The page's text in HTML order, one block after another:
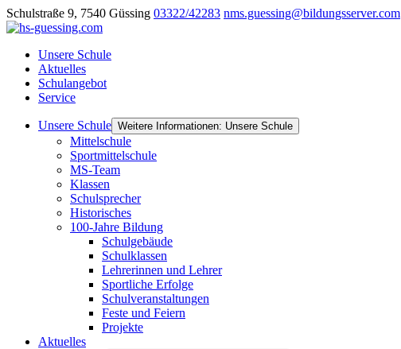
Schulstraße 9, 7540 Güssing 03322/42283 nms.guessing@bildungsserver.com
Unsere Schule
Aktuelles
Schulangebot
Service
Unsere Schule Weitere Informationen: Unsere Schule
Mittelschule
Sportmittelschule
MS-Team
Klassen
Schulsprecher
Historisches
100-Jahre Bildung
Schulgebäude
Schulklassen
Lehrerinnen und Lehrer
Sportliche Erfolge
Schulveranstaltungen
Feste und Feiern
Projekte
Aktuelles